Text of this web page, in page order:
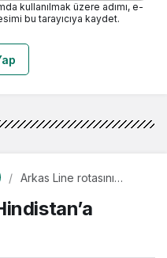
kullanılmak üzere adımı, e-
bu tarayıcıya kaydet.
Arkas Line rotasını